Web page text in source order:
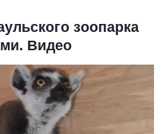
зоопарка
Видео